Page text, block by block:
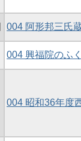
004 阿形邦三氏
004 興福院のふ
004 昭和36年度